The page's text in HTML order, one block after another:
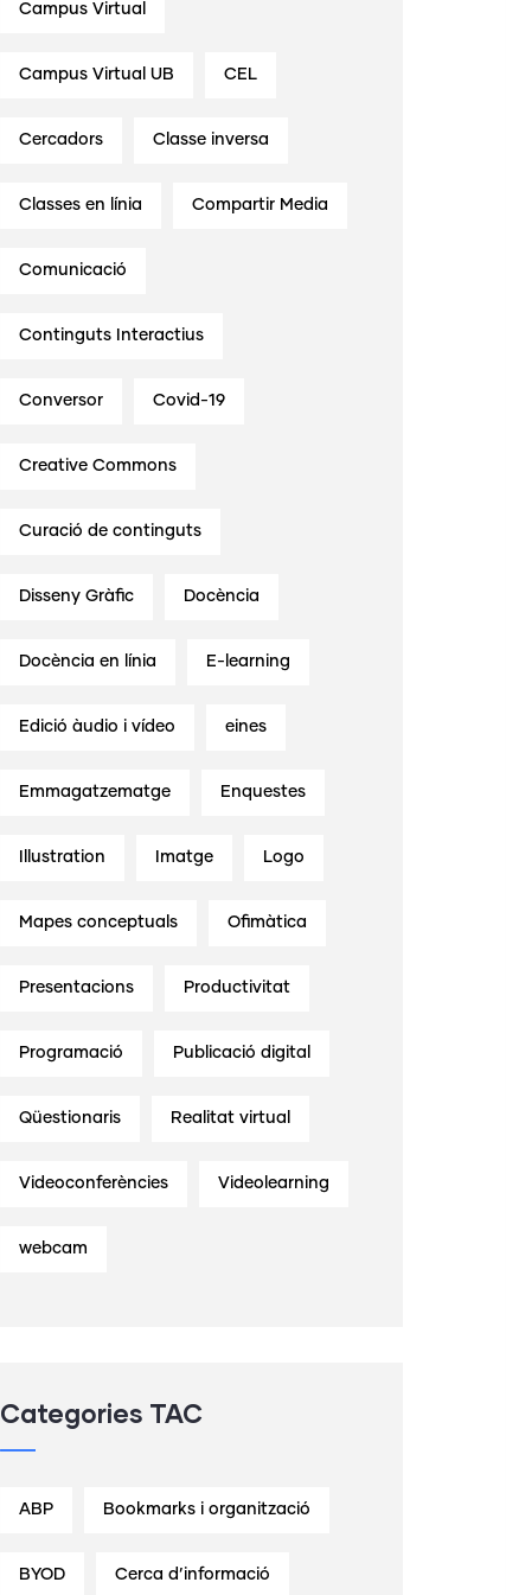
Campus Virtual
Campus Virtual UB CEL
Cercadors Classe inversa
Classes en línia Compartir Media
Comunicació
Continguts Interactius
Conversor Covid-19
Creative Commons
Curació de continguts
Disseny Gràfic Docència
Docència en línia E-learning
Edició àudio i vídeo eines
Emmagatzematge Enquestes
Illustration Imatge Logo
Mapes conceptuals Ofimàtica
Presentacions Productivitat
Programació Publicació digital
Qüestionaris Realitat virtual
Videoconferències Videolearning
webcam
Categories TAC
ABP Bookmarks i organització
BYOD Cerca d’informació